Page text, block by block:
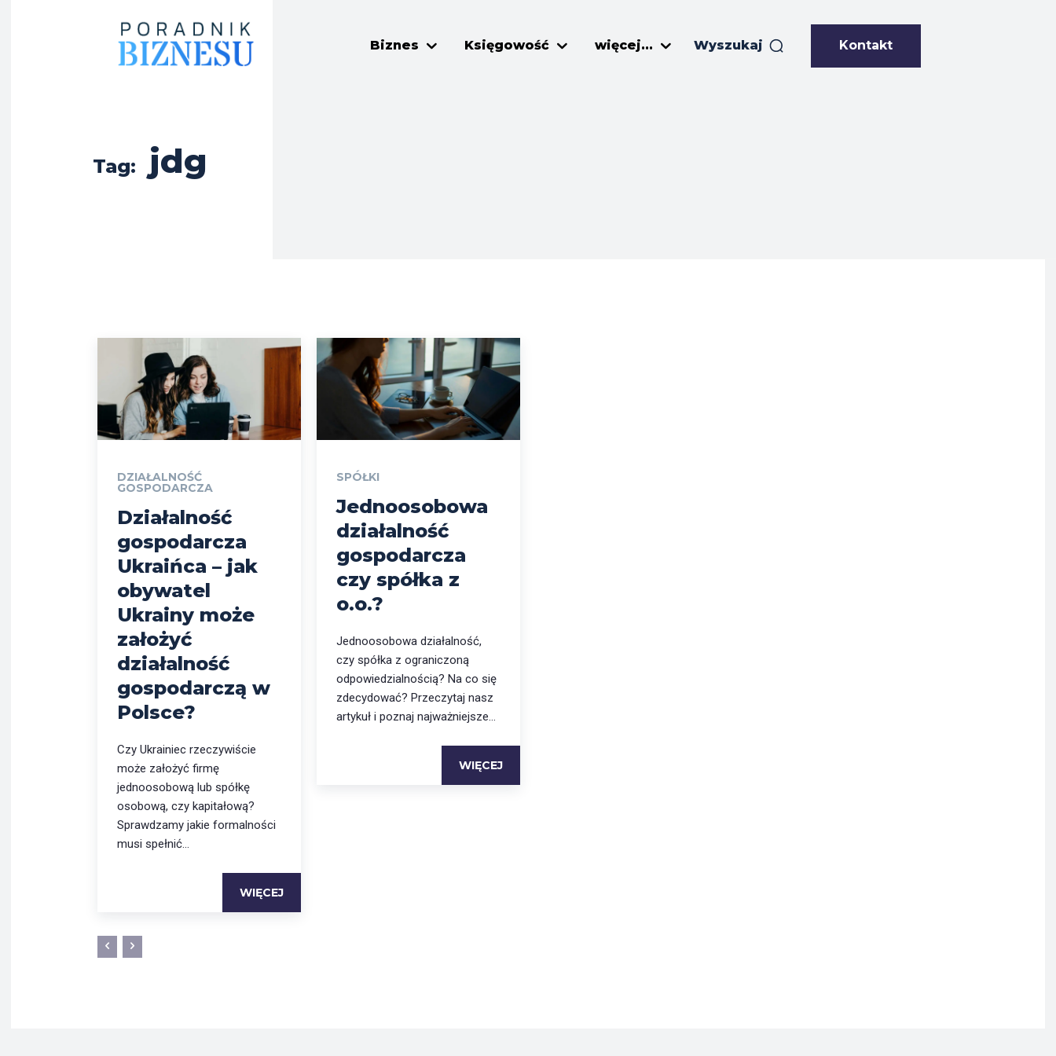
Biznes Księgowość więcej... Wyszukaj Kontakt
Tag: jdg
DZIAŁALNOŚĆ
GOSPODARCZA
Działalność
gospodarcza
Ukraińca – jak
obywatel
Ukrainy może
założyć
działalność
gospodarczą w
Polsce?
Czy Ukrainiec rzeczywiście
może założyć firmę
jednoosobową lub spółkę
osobową, czy kapitałową?
Sprawdzamy jakie formalności
musi spełnić...
WIĘCEJ
SPÓŁKI
Jednoosobowa
działalność
gospodarcza
czy spółka z
o.o.?
Jednoosobowa działalność,
czy spółka z ograniczoną
odpowiedzialnością? Na co się
zdecydować? Przeczytaj nasz
artykuł i poznaj najważniejsze...
WIĘCEJ